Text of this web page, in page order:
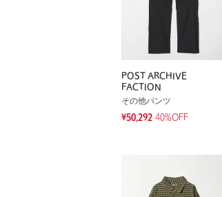
POST ARCHIVE
FACTION
その他パンツ
¥50,292 40%OFF